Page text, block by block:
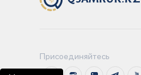
Присоединяйтесь